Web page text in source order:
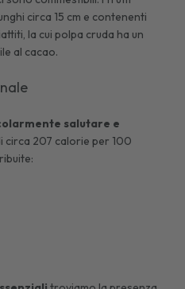
circa 15 cm e contenenti
la cui polpa cruda ha un
al cacao.
salutare e
circa 207 calorie per 100